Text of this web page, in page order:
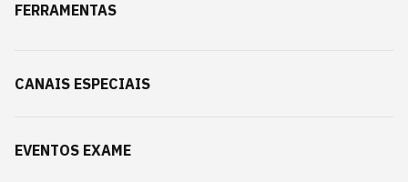
FERRAMENTAS
CANAIS ESPECIAIS
EVENTOS EXAME